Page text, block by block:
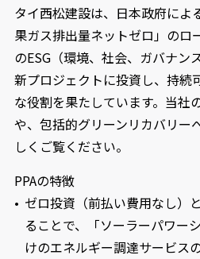
タイ西松建設は、日本政府によ
果ガス排出量ネットゼロ」のロ
のESG（環境、社会、ガバナン
新プロジェクトに投資し、持続
な役割を果たしています。当社
や、包括的グリーンリカバリー
しくご覧ください。
PPAの特徴
ゼロ投資（前払い費用なし）
ることで、「ソーラーパワー
けのエネルギー調達サービス